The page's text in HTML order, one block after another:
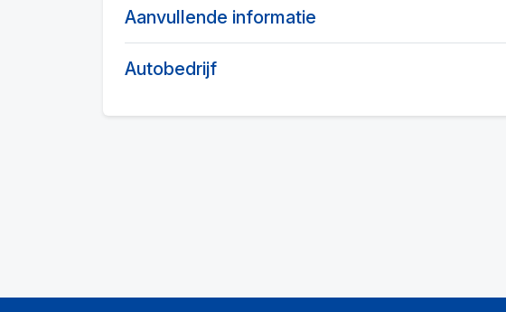
Aanvullende informatie
Autobedrijf